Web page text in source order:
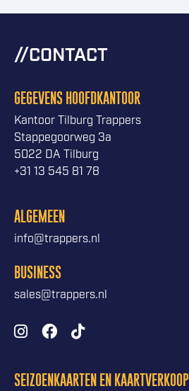
CONTACT
GEGEVENS HOOFDKANTOOR
Kantoor Tilburg Trappers
Stappegoorweg 3a
5022 DA Tilburg
+31 13 545 81 78
ALGEMEEN
info@trappers.nl
BUSINESS
sales@trappers.nl
SEIZOENKAARTEN EN KAARTVERKOOP